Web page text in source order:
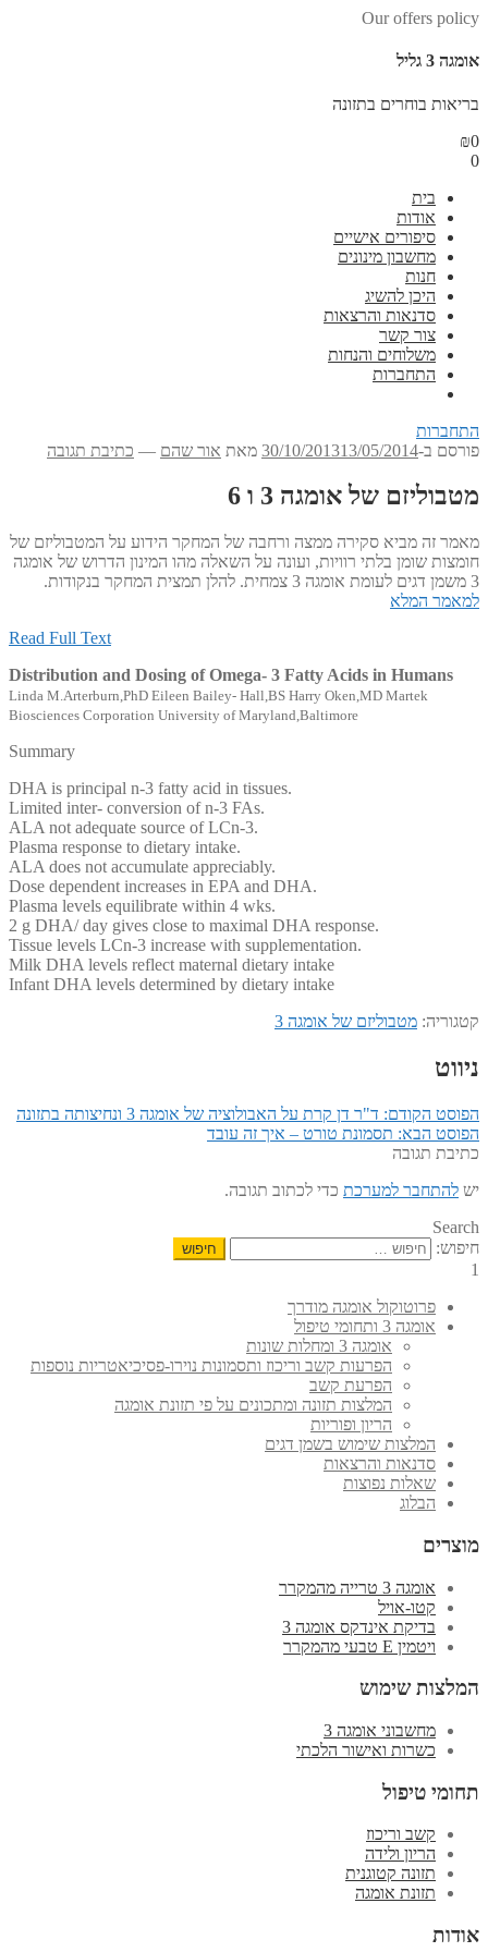
Our offers policy
אומגה 3 גליל
בריאות בוחרים בתזונה
₪0
0
בית
אודות
סיפורים אישיים
מחשבון מינונים
חנות
היכן להשיג
סדנאות והרצאות
צור קשר
משלוחים והנחות
התחברות
התחברות
פורסם ב-
30/10/201313/05/2014 מאת אור שהם — כתיבת תגובה
מטבוליזם של אומגה 3 ו 6
מאמר זה מביא סקירה ממצה ורחבה של המחקר הידוע על המטבוליזם של
חומצות שומן בלתי רוויות, ועונה על השאלה מהו המינון הדרוש של אומגה
3 משמן דגים לעומת אומגה 3 צמחית. להלן תמצית המחקר בנקודות.
למאמר המלא
Read Full Text
Distribution and Dosing of Omega- 3 Fatty Acids in Humans
Linda M.Arterburn,PhD Eileen Bailey- Hall,BS Harry Oken,MD Martek
Biosciences Corporation University of Maryland,Baltimore
Summary
DHA is principal n-3 fatty acid in tissues.
Limited inter- conversion of n-3 FAs.
ALA not adequate source of LCn-3.
Plasma response to dietary intake.
ALA does not accumulate appreciably.
Dose dependent increases in EPA and DHA.
Plasma levels equilibrate within 4 wks.
2 g DHA/ day gives close to maximal DHA response.
Tissue levels LCn-3 increase with supplementation.
Milk DHA levels reflect maternal dietary intake
Infant DHA levels determined by dietary intake
קטגוריה: מטבוליזם של אומגה 3
ניווט
הפוסט הקודם: ד"ר דן קרת על האבולוציה של אומגה 3 ונחיצותה בתזונה
הפוסט הבא: תסמונת טורט – איך זה עובד
כתיבת תגובה
יש להתחבר למערכת כדי לכתוב תגובה.
Search
חיפוש:
1
פרוטוקול אומגה מודרך
אומגה 3 ותחומי טיפול
אומגה 3 ומחלות שונות
הפרעות קשב וריכוז ותסמונות נוירו-פסיכיאטריות נוספות
הפרעת קשב
המלצות תזונה ומתכונים על פי תזונת אומגה
הריון ופוריות
המלצות שימוש בשמן דגים
סדנאות והרצאות
שאלות נפוצות
הבלוג
מוצרים
אומגה 3 טרייה מהמקרר
קטו-אויל
בדיקת אינדקס אומגה 3
ויטמין E טבעי מהמקרר
המלצות שימוש
מחשבוני אומגה 3
כשרות ואישור הלכתי
תחומי טיפול
קשב וריכוז
הריון ולידה
תזונה קטוגנית
תזונת אומגה
אודות